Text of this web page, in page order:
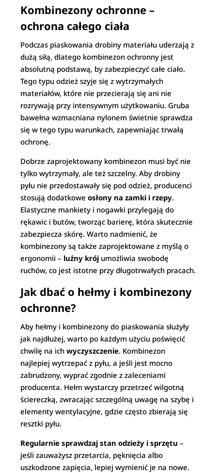
Kombinezony ochronne –
ochrona całego ciała
Podczas piaskowania drobiny materiału uderzają z
dużą siłą, dlatego kombinezon ochronny jest
absolutną podstawą, by zabezpieczyć całe ciało.
Tego typu odzież szyje się z wytrzymałych
materiałów, które nie przecierają się ani nie
rozrywają przy intensywnym użytkowaniu. Gruba
bawełna wzmacniana nylonem świetnie sprawdza
się w tego typu warunkach, zapewniając trwałą
ochronę.
Dobrze zaprojektowany kombinezon musi być nie
tylko wytrzymały, ale też szczelny. Aby drobiny
pyłu nie przedostawały się pod odzież, producenci
stosują dodatkoweosłony na zamki i rzepy.
Elastyczne mankiety i nogawki przylegają do
rękawic i butów, tworząc barierę, która skutecznie
zabezpiecza skórę. Warto nadmienić, że
kombinezony są także zaprojektowane z myślą o
ergonomii – luźny krój umożliwia swobodę
ruchów, co jest istotne przy długotrwałych pracach.
Jak dbać o hełmy i kombinezony
ochronne?
Aby hełmy i kombinezony do piaskowania służyły
jak najdłużej, warto po każdym użyciu poświęcić
chwilę na ichwyczyszczenie. Kombinezon
najlepiej wytrzepać z pyłu, a jeśli jest mocno
zabrudzony, wyprać zgodnie z zaleceniami
producenta. Hełm wystarczy przetrzeć wilgotną
ściereczką, zwracając szczególną uwagę na szybę i
elementy wentylacyjne, gdzie często zbierają się
resztki pyłu.
Regularnie sprawdzaj stan odzieży i sprzętu –
jeśli zauważysz przetarcia, pęknięcia albo
uszkodzone zapięcia, lepiej wymienić je na nowe.